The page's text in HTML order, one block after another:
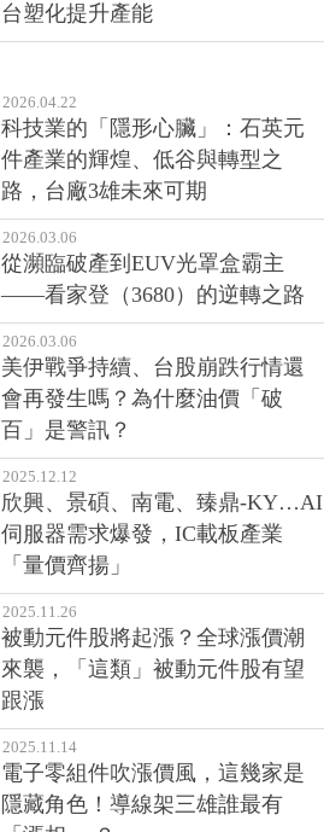
台塑化提升產能
2026.04.22
科技業的「隱形心臟」：石英元
件產業的輝煌、低谷與轉型之
路，台廠3雄未來可期
2026.03.06
從瀕臨破產到EUV光罩盒霸主
——看家登（3680）的逆轉之路
2026.03.06
美伊戰爭持續、台股崩跌行情還
會再發生嗎？為什麼油價「破
百」是警訊？
2025.12.12
欣興、景碩、南電、臻鼎-KY…AI
伺服器需求爆發，IC載板產業
「量價齊揚」
2025.11.26
被動元件股將起漲？全球漲價潮
來襲，「這類」被動元件股有望
跟漲
2025.11.14
電子零組件吹漲價風，這幾家是
隱藏角色！導線架三雄誰最有